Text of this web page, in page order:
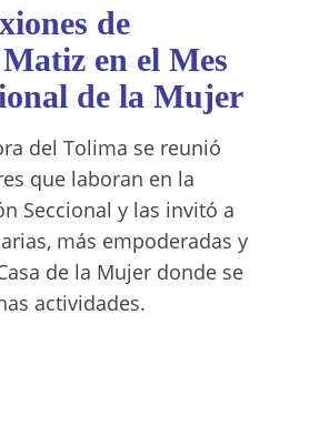
de
en el Mes
de la Mujer
del Tolima se reunió
que laboran en la
Seccional y las invitó a
más empoderadas y
de la Mujer donde se
actividades.